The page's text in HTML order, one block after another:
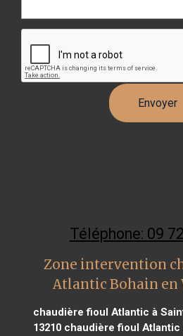
Téléphone: 09
Zone intervention
Atlantic Bohain en
chaudière fioul Atlantic à
13210chaudière fioul Atlantic